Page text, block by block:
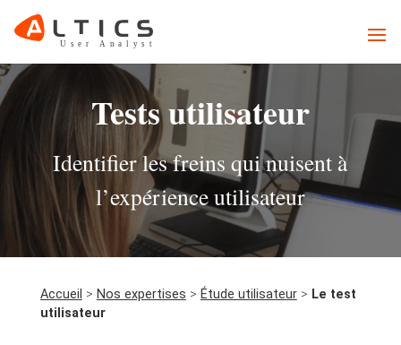
Tests utilisateur
Identifier les freins qui nuisent à
l’expérience utilisateur
Accueil > Nos expertises > Étude utilisateur> Le test
utilisateur